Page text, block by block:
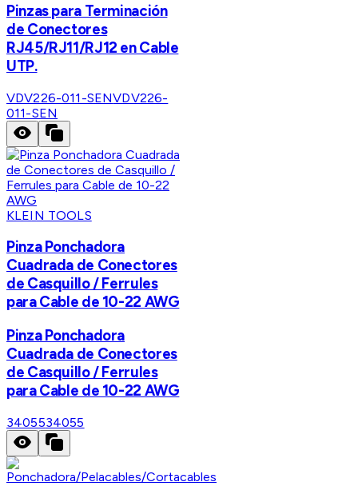
Pinzas para Terminación
de Conectores
RJ45/RJ11/RJ12 en Cable
UTP.
VDV226-011-SENVDV226-
011-SEN
KLEIN TOOLS
Pinza Ponchadora
Cuadrada de Conectores
de Casquillo / Ferrules
para Cable de 10-22 AWG
Pinza Ponchadora
Cuadrada de Conectores
de Casquillo / Ferrules
para Cable de 10-22 AWG
3405534055